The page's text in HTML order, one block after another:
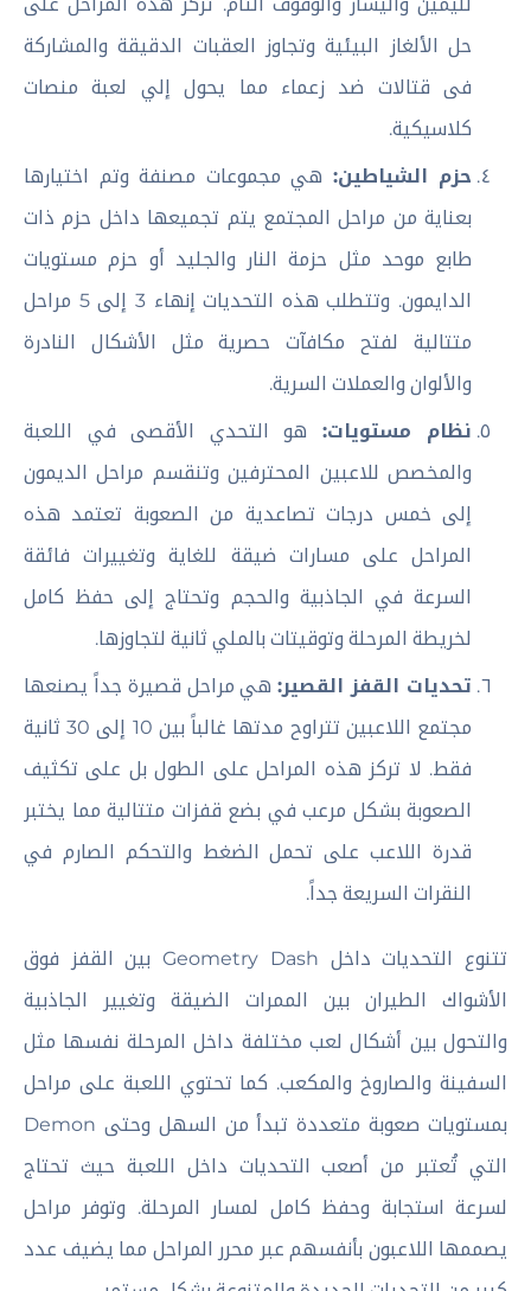
حل الألغاز البيئية وتجاوز العقبات الدقيقة والمشاركة
فى قتالات ضد زعماء مما يحول إلي لعبة منصات
كلاسيكية.
حزم الشياطين: هي مجموعات مصنفة وتم اختيارها
بعناية من مراحل المجتمع يتم تجميعها داخل حزم ذات
طابع موحد مثل حزمة النار والجليد أو حزم مستويات
الدايمون. وتتطلب هذه التحديات إنهاء 3 إلى 5 مراحل
متتالية لفتح مكافآت حصرية مثل الأشكال النادرة
والألوان والعملات السرية.
نظام مستويات: هو التحدي الأقصى في اللعبة
والمخصص للاعبين المحترفين وتنقسم مراحل الديمون
إلى خمس درجات تصاعدية من الصعوبة تعتمد هذه
المراحل على مسارات ضيقة للغاية وتغييرات فائقة
السرعة في الجاذبية والحجم وتحتاج إلى حفظ كامل
لخريطة المرحلة وتوقيتات بالملي ثانية لتجاوزها.
تحديات القفز القصير:هي مراحل قصيرة جداً يصنعها
مجتمع اللاعبين تتراوح مدتها غالباً بين 10 إلى 30 ثانية
فقط. لا تركز هذه المراحل على الطول بل على تكثيف
الصعوبة بشكل مرعب في بضع قفزات متتالية مما يختبر
قدرة اللاعب على تحمل الضغط والتحكم الصارم في
النقرات السريعة جداً.
تتنوع التحديات داخل Geometry Dash بين القفز فوق
الأشواك الطيران بين الممرات الضيقة وتغيير الجاذبية
والتحول بين أشكال لعب مختلفة داخل المرحلة نفسها مثل
السفينة والصاروخ والمكعب. كما تحتوي اللعبة على مراحل
بمستويات صعوبة متعددة تبدأ من السهل وحتى Demon
التي تُعتبر من أصعب التحديات داخل اللعبة حيث تحتاج
لسرعة استجابة وحفظ كامل لمسار المرحلة. وتوفر مراحل
يصممها اللاعبون بأنفسهم عبر محرر المراحل مما يضيف عدد